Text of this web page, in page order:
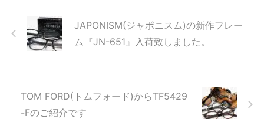
JAPONISM(ジャポニスム)の新作フレー
ム『JN-651』入荷致しました。
TOM FORD(トムフォード)からTF5429
-Fのご紹介です